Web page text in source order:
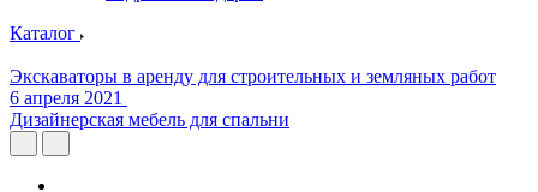
Каталог
Экскаваторы в аренду для строительных и земляных работ
6 апреля 2021
Дизайнерская мебель для спальни